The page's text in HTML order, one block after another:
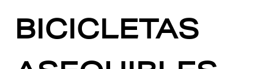
BICICLETAS